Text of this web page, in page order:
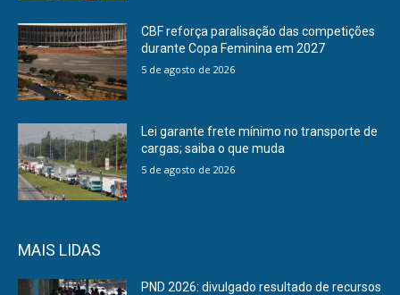
CBF reforça paralisação das competições
durante Copa Feminina em 2027
5 de agosto de 2026
Lei garante frete mínimo no transporte de
cargas; saiba o que muda
5 de agosto de 2026
MAIS LIDAS
PND 2026: divulgado resultado de recursos